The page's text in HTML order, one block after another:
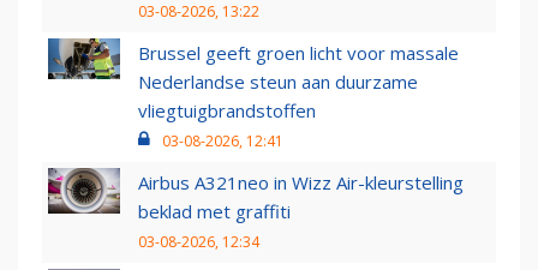
03-08-2026, 13:22
Brussel geeft groen licht voor massale
Nederlandse steun aan duurzame
vliegtuigbrandstoffen
03-08-2026, 12:41
Airbus A321neo in Wizz Air-kleurstelling
beklad met graffiti
03-08-2026, 12:34